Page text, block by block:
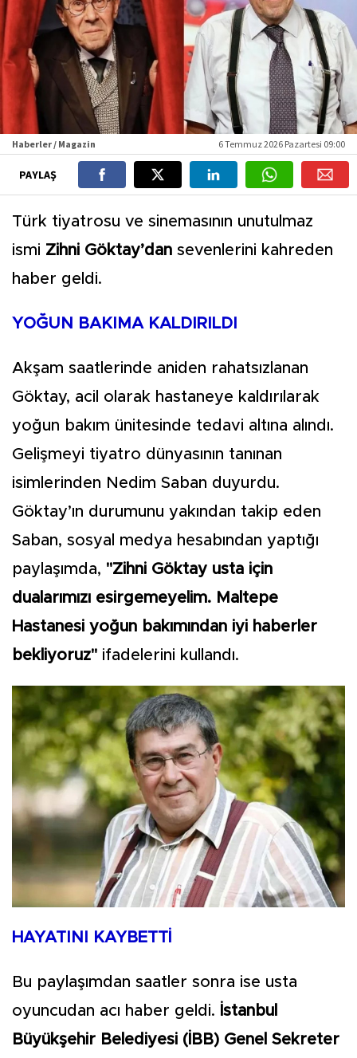
Haberler / Magazin 6 Temmuz 2026 Pazartesi 09:00
PAYLAŞ
Türk tiyatrosu ve sinemasının unutulmaz
ismi Zihni Göktay’dan sevenlerini kahreden
haber geldi.
YOĞUN BAKIMA KALDIRILDI
Akşam saatlerinde aniden rahatsızlanan
Göktay, acil olarak hastaneye kaldırılarak
yoğun bakım ünitesinde tedavi altına alındı.
Gelişmeyi tiyatro dünyasının tanınan
isimlerinden Nedim Saban duyurdu.
Göktay’ın durumunu yakından takip eden
Saban, sosyal medya hesabından yaptığı
paylaşımda, "Zihni Göktay usta için
dualarımızı esirgemeyelim. Maltepe
Hastanesi yoğun bakımından iyi haberler
bekliyoruz" ifadelerini kullandı.
HAYATINI KAYBETTİ
Bu paylaşımdan saatler sonra ise usta
oyuncudan acı haber geldi. İstanbul
Büyükşehir Belediyesi (İBB) Genel Sekreter